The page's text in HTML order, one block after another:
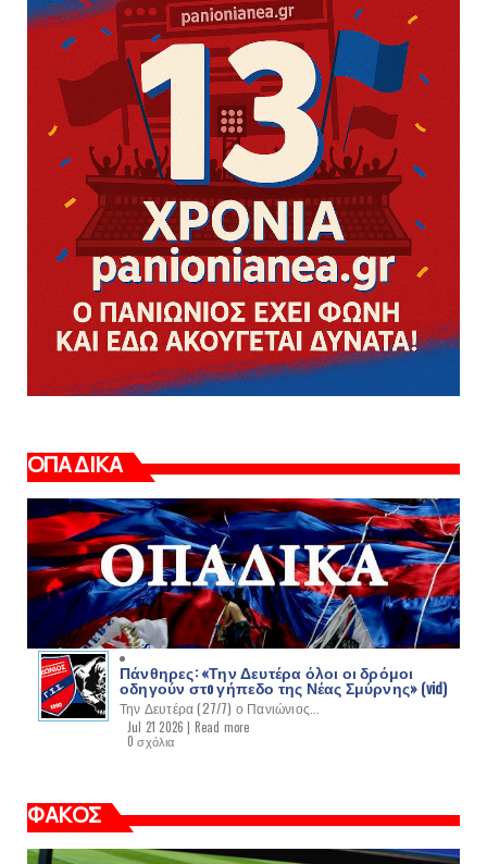
ΟΠΑΔΙΚΑ
Πάνθηρες: «Την Δευτέρα όλοι οι δρόμοι
οδηγούν στo γήπεδο της Νέας Σμύρνης» (vid)
Την Δευτέρα (27/7) ο Πανιώνιος...
Jul 21 2026 | Read more
0 σχόλια
ΦΑΚΟΣ